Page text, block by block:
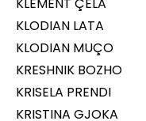
KLEMENT ÇELA
KLODIAN LATA
KLODIAN MUÇO
KRESHNIK BOZHO
KRISELA PRENDI
KRISTINA GJOKA